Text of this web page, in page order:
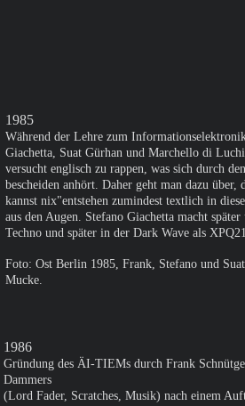
1985
Während der Lehre zum
Giachetta, Suat Gürhan und Marchello di
versucht englisch zu rappen, was sich durch
bescheiden anhört. Daher geht man dazu
kannst nix"entstehen zumindest textlich in
aus den Augen. Stefano Giachetta macht
Techno und später in der Dark Wave als
Foto: Ost Berlin 1985, Frank, Stefano und
Mucke.
1986
Gründung des ÄI-TIEMs durch Frank
Dammers
(Lord Fader, Scratches, Musik) nach einem